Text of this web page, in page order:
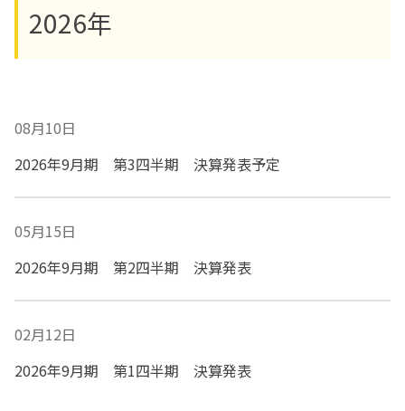
2026年
08月10日
2026年9月期 第3四半期 決算発表予定
05月15日
2026年9月期 第2四半期 決算発表
02月12日
2026年9月期 第1四半期 決算発表